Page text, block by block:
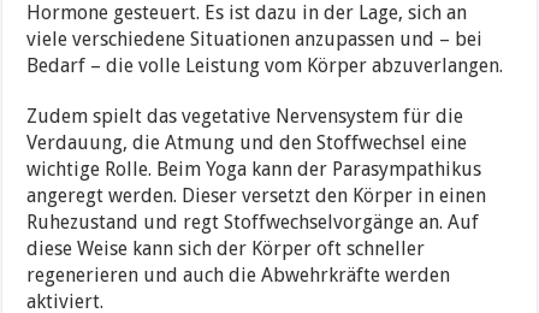
Hormone gesteuert. Es ist dazu in der Lage, sich an
viele verschiedene Situationen anzupassen und – bei
Bedarf – die volle Leistung vom Körper abzuverlangen.
Zudem spielt das vegetative Nervensystem für die
Verdauung, die Atmung und den Stoffwechsel eine
wichtige Rolle. Beim Yoga kann der Parasympathikus
angeregt werden. Dieser versetzt den Körper in einen
Ruhezustand und regt Stoffwechselvorgänge an. Auf
diese Weise kann sich der Körper oft schneller
regenerieren und auch die Abwehrkräfte werden
aktiviert.